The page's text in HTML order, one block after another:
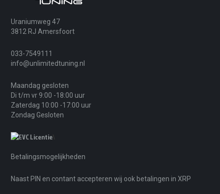
Uraniumweg 47
3812 RJ Amersfoort
033-7549111
info@unlimitedtuning.nl
Maandag gesloten
Di t/m vr 9:00 -18:00 uur
Zaterdag 10:00 -17:00 uur
Zondag Gesloten
Betalingsmogelijkheden
Naast PIN en contant accepteren wij ook betalingen in XRP